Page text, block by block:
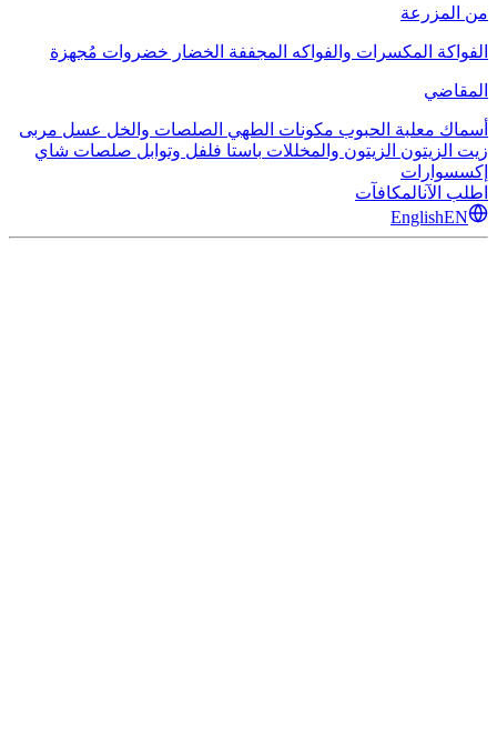
من المزرعة
الفواكة المكسرات والفواكه المجففة الخضار خضروات مُجهزة
المقاضي
أسماك معلبة الحبوب مكونات الطهي الصلصات والخل عسل مربى
زيت الزيتون الزيتون والمخللات باستا فلفل وتوابل صلصات شاي
إكسسوارات
اطلب الآنالمكافآت
EnglishEN